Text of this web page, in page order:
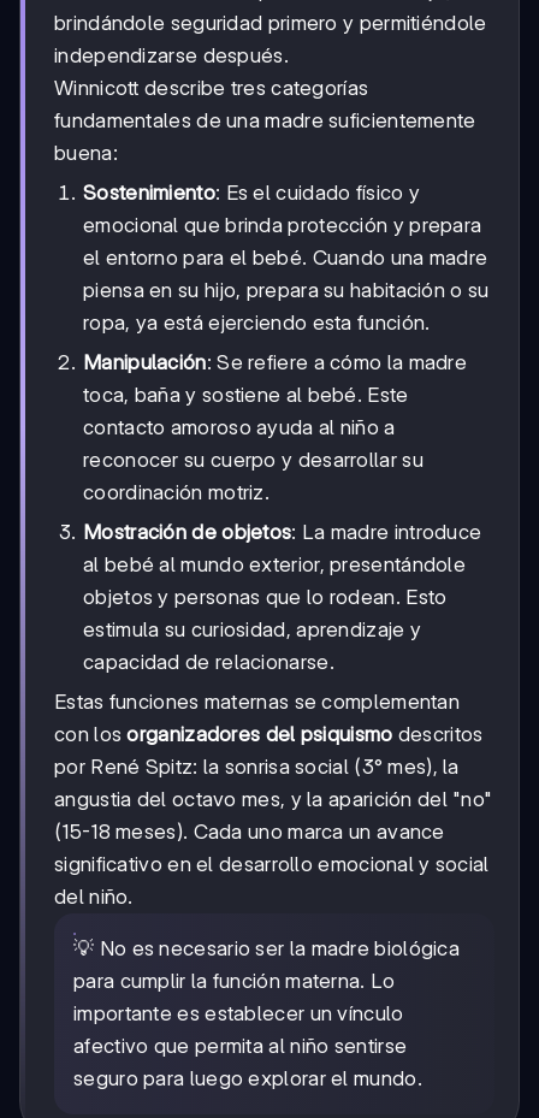
brindándole seguridad primero y permitiéndole
independizarse después.
Winnicott describe tres categorías
fundamentales de una madre suficientemente
buena:
Sostenimiento: Es el cuidado físico y
emocional que brinda protección y prepara
el entorno para el bebé. Cuando una madre
piensa en su hijo, prepara su habitación o su
ropa, ya está ejerciendo esta función.
Manipulación: Se refiere a cómo la madre
toca, baña y sostiene al bebé. Este
contacto amoroso ayuda al niño a
reconocer su cuerpo y desarrollar su
coordinación motriz.
Mostración de objetos: La madre introduce
al bebé al mundo exterior, presentándole
objetos y personas que lo rodean. Esto
estimula su curiosidad, aprendizaje y
capacidad de relacionarse.
Estas funciones maternas se complementan
con losorganizadores del psiquismo descritos
por René Spitz: la sonrisa social (3° mes), la
angustia del octavo mes, y la aparición del "no"
(15-18 meses). Cada uno marca un avance
significativo en el desarrollo emocional y social
del niño.
💡 No es necesario ser la madre biológica
para cumplir la función materna. Lo
importante es establecer un vínculo
afectivo que permita al niño sentirse
seguro para luego explorar el mundo.